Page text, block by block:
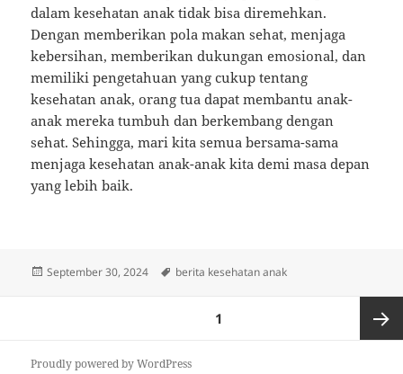
dalam kesehatan anak tidak bisa diremehkan.
Dengan memberikan pola makan sehat, menjaga
kebersihan, memberikan dukungan emosional, dan
memiliki pengetahuan yang cukup tentang
kesehatan anak, orang tua dapat membantu anak-
anak mereka tumbuh dan berkembang dengan
sehat. Sehingga, mari kita semua bersama-sama
menjaga kesehatan anak-anak kita demi masa depan
yang lebih baik.
Posted
September 30, 2024 Tags
berita kesehatan anak
1
Proudly powered by WordPress